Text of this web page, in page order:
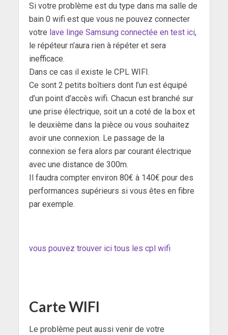
Si votre problème est du type dans ma salle de
bain 0 wifi est que vous ne pouvez connecter
votre lave linge Samsung connectée en test ici,
le répéteur n’aura rien à répéter et sera
inefficace.
Dans ce cas il existe le CPL WIFI.
Ce sont 2 petits boîtiers dont l’un est équipé
d’un point d’accès wifi. Chacun est branché sur
une prise électrique, soit un a coté de la box et
le deuxième dans la pièce ou vous souhaitez
avoir une connexion. Le passage de la
connexion se fera alors par courant électrique
avec une distance de 300m.
Il faudra compter environ 80€ à 140€ pour des
performances supérieurs si vous êtes en fibre
par exemple.
vous pouvez trouver ici tous les cpl wifi
Carte WIFI
Le problème peut aussi venir de votre